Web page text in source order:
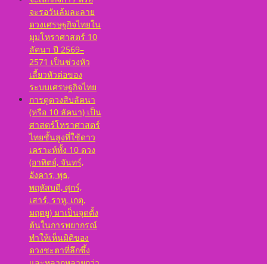
จะรอวันล้มละลาย
ดวงเศรษฐกิจไทยใน
มุมโหราศาสตร์ 10
ลัคนา ปี 2569–
2571 เป็นช่วงหัว
เลี้ยวหัวต่อของ
ระบบเศรษฐกิจไทย
การดูดวงสิบลัคนา
(หรือ 10 ลัคนา) เป็น
ศาสตร์โหราศาสตร์
ไทยชั้นสูงที่ใช้ดาว
เคราะห์ทั้ง 10 ดวง
(อาทิตย์, จันทร์,
อังคาร, พุธ,
พฤหัสบดี, ศุกร์,
เสาร์, ราหู, เกตุ,
มฤตยู) มาเป็นจุดตั้ง
ต้นในการพยากรณ์
ทำให้เห็นมิติของ
ดวงชะตาที่ลึกซึ้ง